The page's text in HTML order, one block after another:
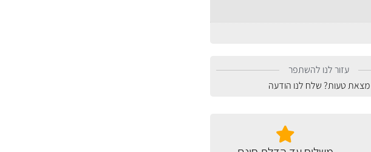
עזור לנו להשתפר
מצאת טעות? שלח לנו הודעה